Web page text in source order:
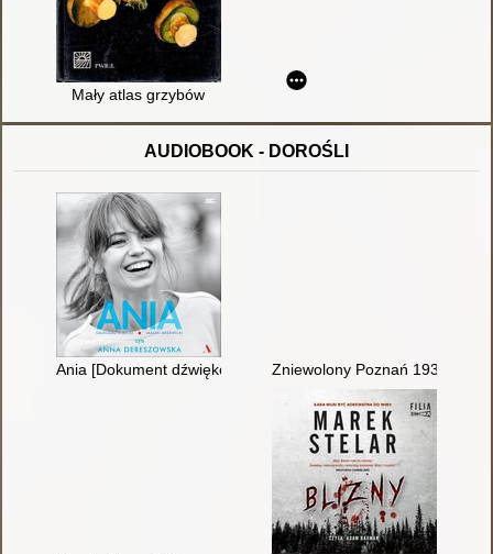
Mały atlas grzybów
AUDIOBOOK - DOROŚLI
Ania [Dokument dźwiękowy] Zniewolony Poznań 1939-1945